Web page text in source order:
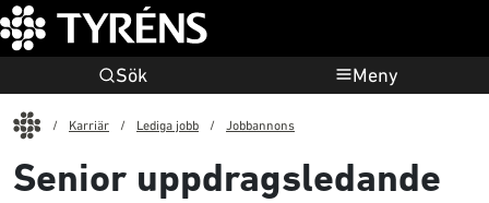
Sök Meny
Karriär
Lediga jobb Jobbannons
Senior uppdragsledande